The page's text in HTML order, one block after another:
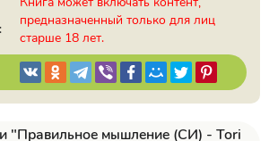
предназначенный только для лиц
старше 18 лет.
"Правильное мышление (СИ) - Tori